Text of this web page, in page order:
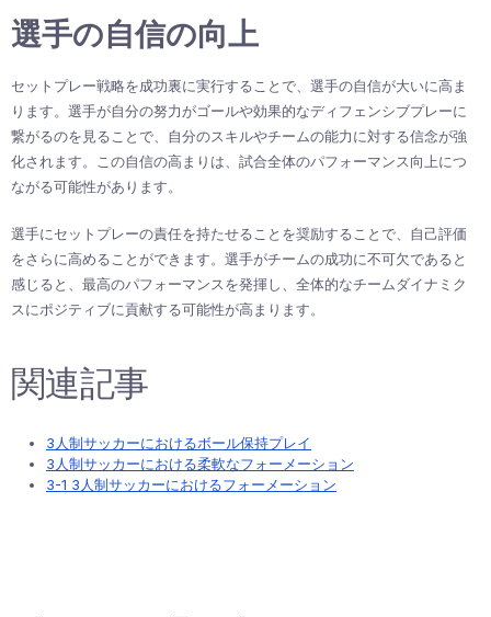
選手の自信の向上
セットプレー戦略を成功裏に実行することで、選手の自信が大いに高ま
ります。選手が自分の努力がゴールや効果的なディフェンシブプレーに
繋がるのを見ることで、自分のスキルやチームの能力に対する信念が強
化されます。この自信の高まりは、試合全体のパフォーマンス向上につ
ながる可能性があります。
選手にセットプレーの責任を持たせることを奨励することで、自己評価
をさらに高めることができます。選手がチームの成功に不可欠であると
感じると、最高のパフォーマンスを発揮し、全体的なチームダイナミク
スにポジティブに貢献する可能性が高まります。
関連記事
3人制サッカーにおけるボール保持プレイ
3人制サッカーにおける柔軟なフォーメーション
3-1 3人制サッカーにおけるフォーメーション